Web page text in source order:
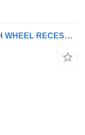
GVN Trailer 3 AXLE LOWBED WITH WHEEL RECESSES